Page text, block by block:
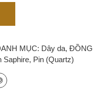
MỤC: Dây da, ĐỒNG
Saphire, Pin (Quartz)